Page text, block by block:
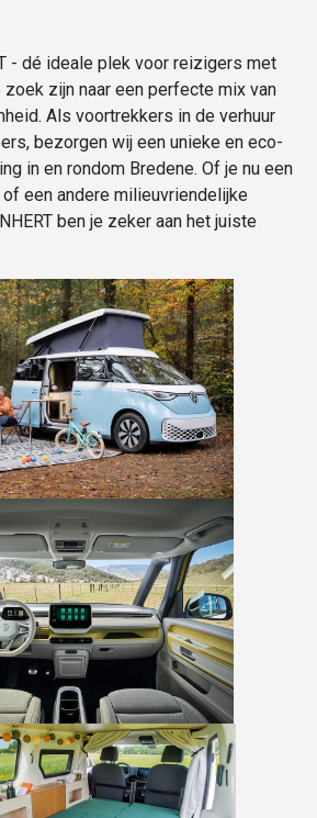
- dé ideale plek voor reizigers met
zijn naar een perfecte mix van
Als voortrekkers in de verhuur
bezorgen wij een unieke en eco-
in en rondom Bredene. Of je nu een
een andere milieuvriendelijke
ben je zeker aan het juiste